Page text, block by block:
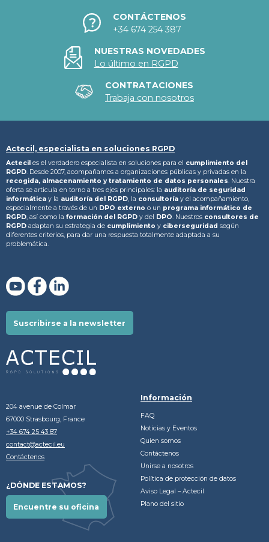
CONTÁCTENOS
+34 674 254 387
NUESTRAS NOVEDADES
Lo último en RGPD
CONTRATACIONES
Trabaja con nosotros
Actecil, especialista en soluciones RGPD
Actecil es el verdadero especialista en soluciones para el cumplimiento del
RGPD. Desde 2007, acompañamos a organizaciones públicas y privadas en la
recogida, almacenamiento y tratamiento de datos personales. Nuestra
oferta se articula en torno a tres ejes principales: la auditoría de seguridad
informática y la auditoría del RGPD, la consultoría y el acompañamiento,
especialmente a través de un DPO externo o un programa informático de
RGPD, así como la formación del RGPD y del DPO. Nuestros consultores de
RGPD adaptan su estrategia de cumplimiento y ciberseguridad según
diferentes criterios, para dar una respuesta totalmente adaptada a su
problemática.
Suscribirse a la newsletter
204 avenue de Colmar
67000 Strasbourg, France
+34 674 25 43 87
contact@actecil.eu
Contáctenos
¿DÓNDE ESTAMOS?
Encuentre su oficina
Información
FAQ
Noticias y Eventos
Quien somos
Contáctenos
Unirse a nosotros
Política de protección de datos
Aviso Legal – Actecil
Plano del sitio